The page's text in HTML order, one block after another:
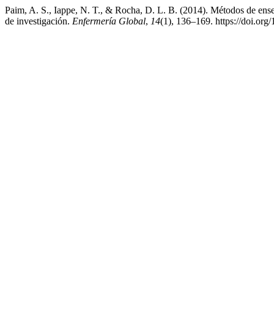
Paim, A. S., Iappe, N. T., & Rocha, D. L. B. (2014). Métodos de
de investigación. Enfermería Global, 14(1), 136–169. https://